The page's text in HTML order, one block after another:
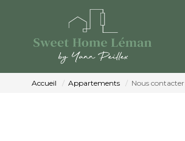
Accueil Appartements Nous contacter